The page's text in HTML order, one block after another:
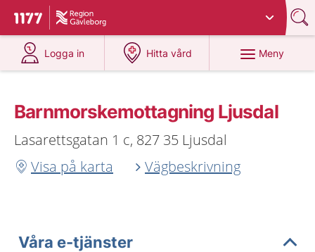
Till startsidan för 1177
Du har valt region
Logga in
på 1177.se
Hitta vård
på 1177.se
Meny
Barnmorskemottagning Ljusdal
Lasarettsgatan 1 c, 827 35 Ljusdal
Visa på karta
Vägbeskrivning
Våra e-tjänster